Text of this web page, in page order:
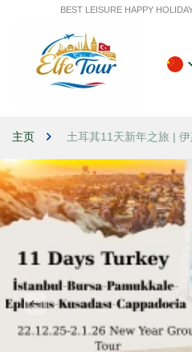
BEST LEISURE HAPPY
主页 土耳其11天新年之旅 |